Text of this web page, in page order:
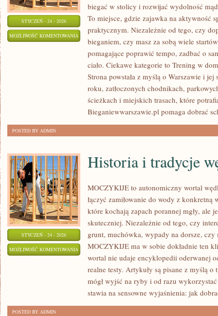
STYCZEŃ - 24 - 2026
MOŻLIWOŚĆ KOMENTOWANIA DIETY
SPECJALISTYCZNE
biegać w stolicy i rozwijać wydolność
To miejsce, gdzie zajawka na aktywność
praktycznym. Niezależnie od tego, czy
bieganiem, czy masz za sobą wiele
pomagające poprawić tempo, zadbać o
ciało. Ciekawe kategorie to Trening w
Strona powstała z myślą o Warszawie i
roku, zatłoczonych chodnikach,
ścieżkach i miejskich trasach, które
Bieganiewwarszawie.pl pomaga dobrać
POSTED BY ADMIN
STYCZEŃ - 24 - 2026
MOŻLIWOŚĆ KOMENTOWANIA HISTORIA
TRADYCJE
WĘDKARSKIE
Historia i tradycje
MOCZYKIJE to autonomiczny wortal
łączyć zamiłowanie do wody z konkretną
które kochają zapach porannej mgły, ale
skuteczniej. Niezależnie od tego, czy
grunt, muchówka, wypady na dorsze, czy
MOCZYKIJE ma w sobie dokładnie ten
wortal nie udaje encyklopedii oderwanej
realne testy. Artykuły są pisane z myślą
mógł wyjść na ryby i od razu
stawia na sensowne wyjaśnienia: jak
POSTED BY ADMIN